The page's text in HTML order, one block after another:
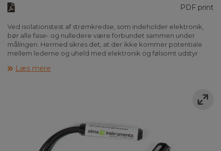
PDF print
Ved isolationstest af strømkredse, som indeholder elektronik,
bør alle fase- og nulledere være forbundet sammen under
målingen. Hermed sikres det, at der ikke kommer potentiale
mellem lederne og uheld med elektronik og følsomt udstyr
samlet i en målebøsning. Med de smarte magnet prober holder
værktøj og uden at løsne klemmer.
Isolationstest foretages på spændingsløs installation. Afbryd
Læs mere